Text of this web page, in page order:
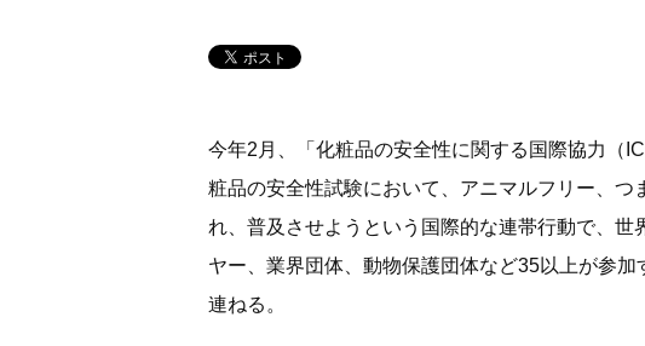
今年2月、「化粧品の安全性に関する国際協力（
粧品の安全性試験において、アニマルフリー、つ
れ、普及させようという国際的な連帯行動で、世
ヤー、業界団体、動物保護団体など35以上が参
連ねる。